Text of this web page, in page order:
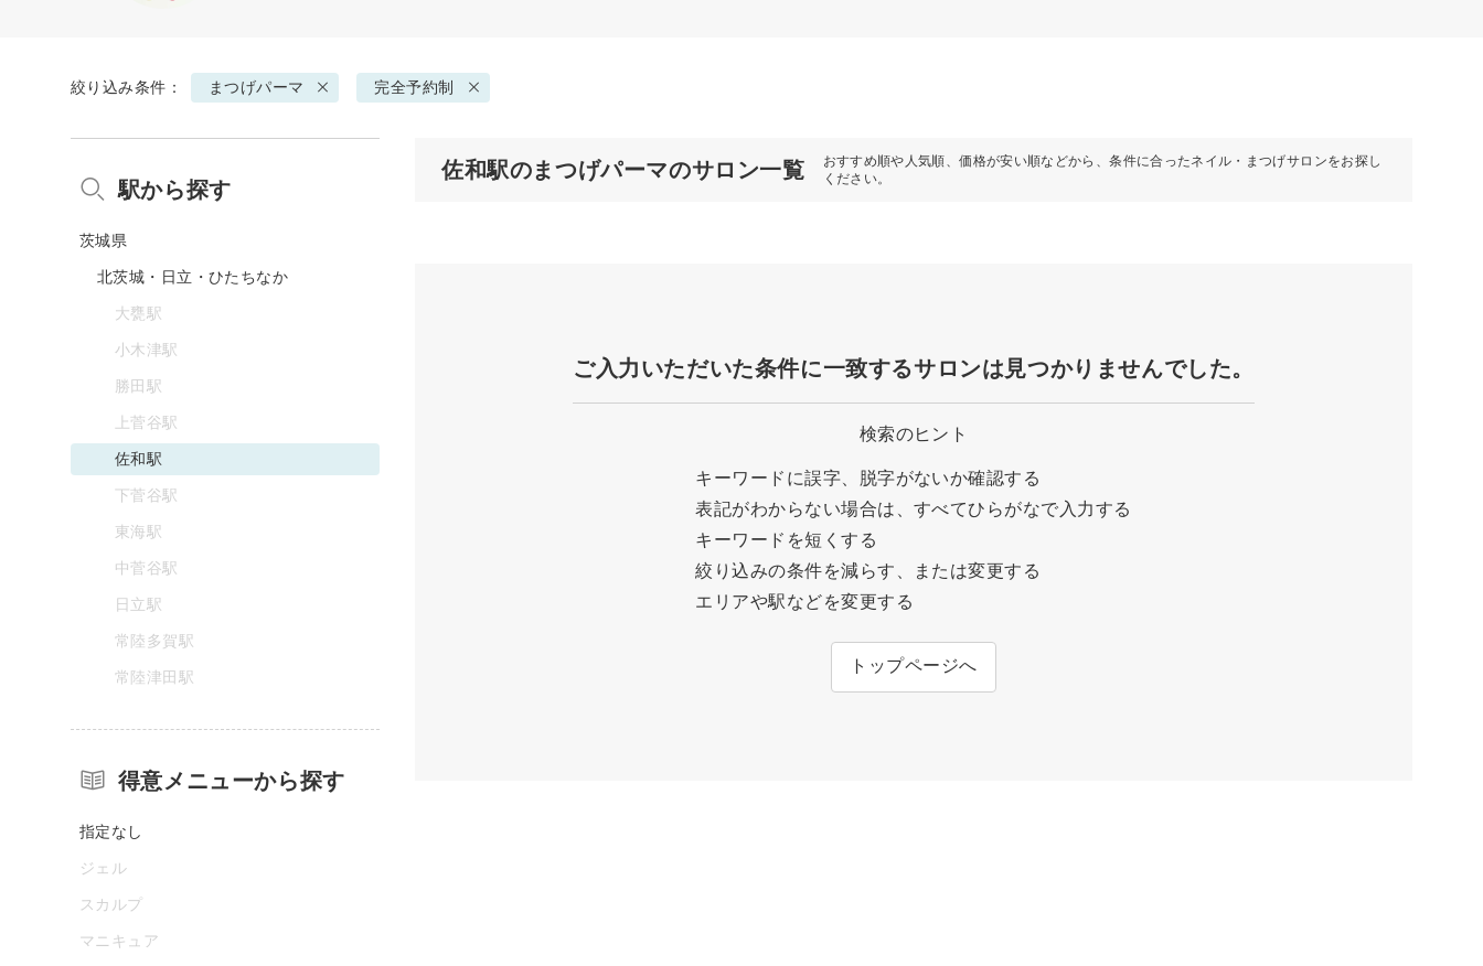
絞り込み条件： まつげパーマ 完全予約制
佐和駅のまつげパーマのサロン一覧
おすすめ順や人気順、価格が安い順などから、条件に合ったネイル・まつげサロンをお探し
ください。
ご入力いただいた条件に一致するサロンは見つかりませんでした。
検索のヒント
キーワードに誤字、脱字がないか確認する
表記がわからない場合は、すべてひらがなで入力する
キーワードを短くする
絞り込みの条件を減らす、または変更する
エリアや駅などを変更する
トップページへ
駅から探す
茨城県
北茨城・日立・ひたちなか
大甕駅
小木津駅
勝田駅
上菅谷駅
佐和駅
下菅谷駅
東海駅
中菅谷駅
日立駅
常陸多賀駅
常陸津田駅
得意メニューから探す
指定なし
ジェル
スカルプ
マニキュア